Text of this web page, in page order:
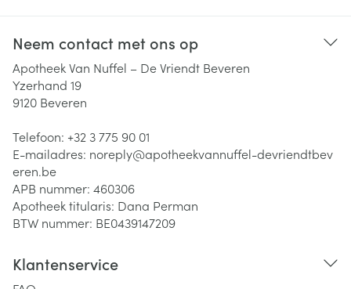
Neem contact met ons op
Apotheek Van Nuffel – De Vriendt Beveren
Yzerhand 19
9120 Beveren
Telefoon: +32 3 775 90 01
E-mailadres: noreply@apotheekvannuffel-devriendtbev
eren.be
APB nummer: 460306
Apotheek titularis: Dana Perman
BTW nummer: BE0439147209
Klantenservice